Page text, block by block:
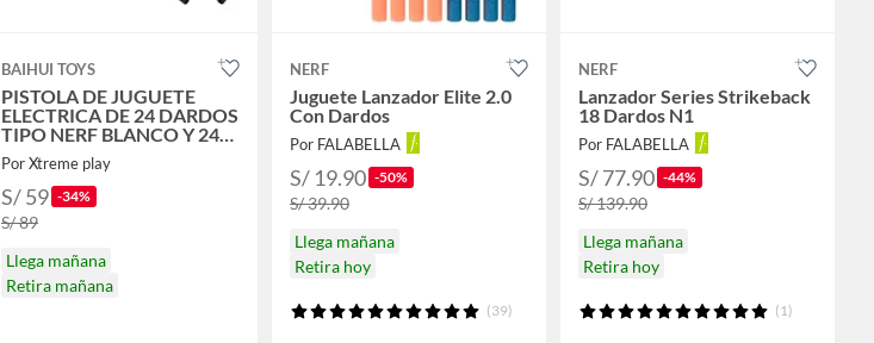
BAIHUI TOYS
PISTOLA DE JUGUETE
ELECTRICA DE 24 DARDOS
TIPO NERF BLANCO Y 24
DARDOS DE REGALO
Por Xtreme play
S/ 59 -34%
S/ 89
Llega mañana
Retira mañana
NERF
Juguete Lanzador Elite 2.0
Con Dardos
Por FALABELLA
S/ 19.90 -50%
S/ 39.90
Llega mañana
Retira hoy
(39)
NERF
Lanzador Series Strikeback
18 Dardos N1
Por FALABELLA
S/ 77.90 -44%
S/ 139.90
Llega mañana
Retira hoy
(1)